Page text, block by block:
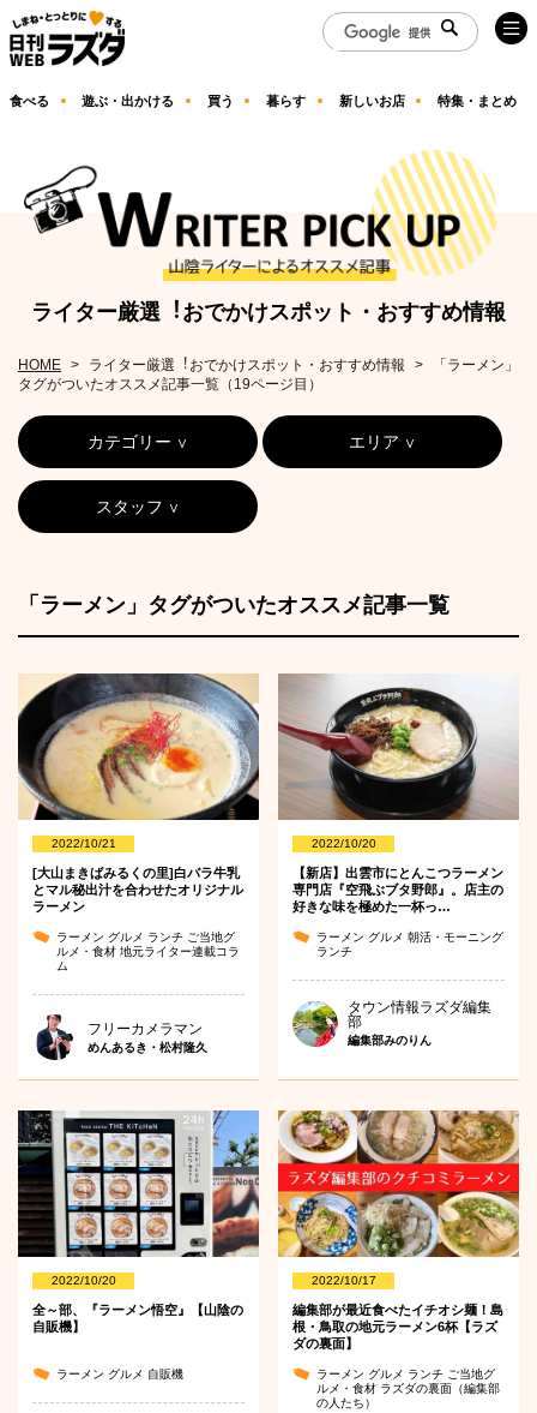
食べる 遊ぶ・出かける 買う 暮らす 新しいお店 特集・まとめ
ライター厳選︕おでかけスポット・おすすめ情報
HOME ライター厳選︕おでかけスポット・おすすめ情報
「ラーメン」
タグがついたオススメ記事一覧（19ページ目）
カテゴリー エリア
スタッフ
「ラーメン」タグがついたオススメ記事一覧
2022/10/21
[大山まきばみるくの里]白バラ牛乳
とマル秘出汁を合わせたオリジナル
ラーメン
ラーメン グルメ ランチ ご当地グ
ルメ・食材 地元ライター連載コラ
ム
フリーカメラマン
めんあるき・松村隆久
2022/10/20
【新店】出雲市にとんこつラーメン
専門店『空飛ぶブタ野郎』。店主の
好きな味を極めた一杯っ…
ラーメン グルメ朝活・モーニング
ランチ
タウン情報ラズダ編集
部
編集部みのりん
2022/10/20
全～部、『ラーメン悟空』【山陰の
自販機】
ラーメン グルメ 自販機
2022/10/17
編集部が最近食べたイチオシ麺！島
根・鳥取の地元ラーメン6杯【ラズ
ダの裏面】
ラーメン グルメ ランチ ご当地グ
ルメ・食材 ラズダの裏面（編集部
の人たち）